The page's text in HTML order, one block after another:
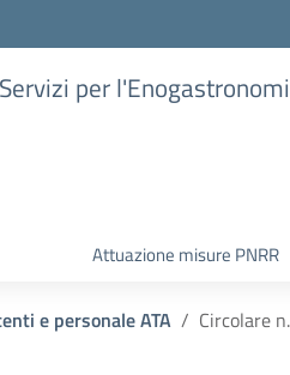
per
Attuazione misure PNRR
e personale ATA Circolare